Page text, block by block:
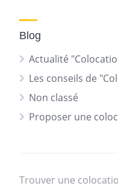
Blog
Actualité
Les conseils de
Non classé
Proposer une
Trouver une